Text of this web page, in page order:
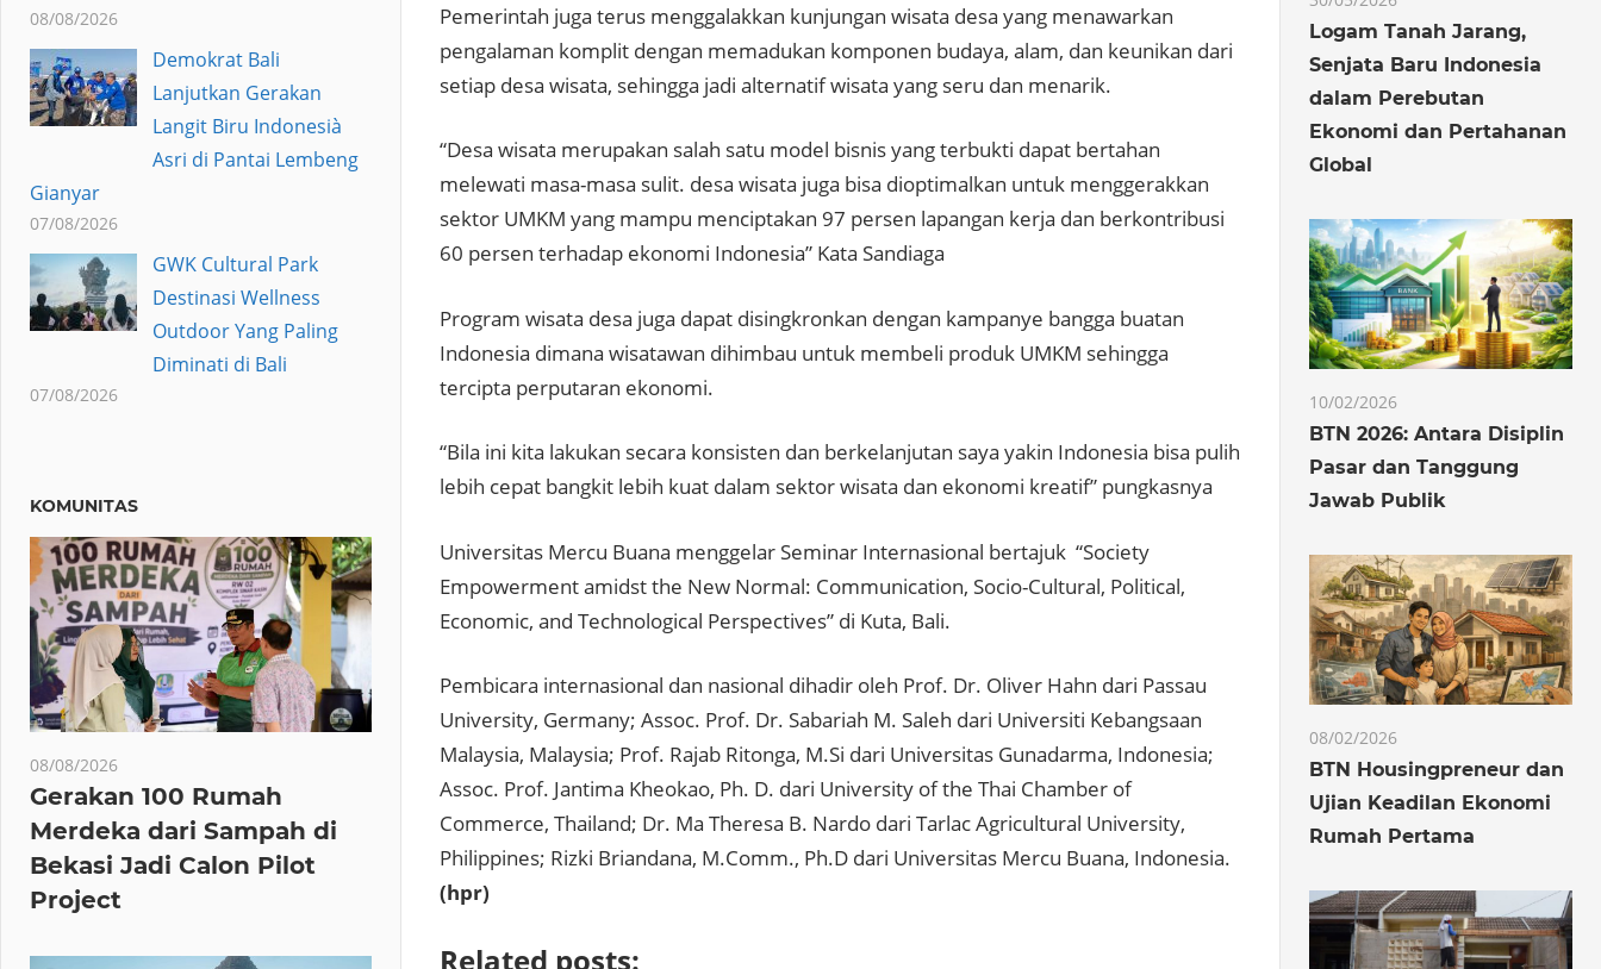
Pemerintah juga terus menggalakkan kunjungan wisata desa yang menawarkan
pengalaman komplit dengan memadukan komponen budaya, alam, dan keunikan dari
setiap desa wisata, sehingga jadi alternatif wisata yang seru dan menarik.
“Desa wisata merupakan salah satu model bisnis yang terbukti dapat bertahan
melewati masa-masa sulit. desa wisata juga bisa dioptimalkan untuk menggerakkan
sektor UMKM yang mampu menciptakan 97 persen lapangan kerja dan berkontribusi
60 persen terhadap ekonomi Indonesia” Kata Sandiaga
Program wisata desa juga dapat disingkronkan dengan kampanye bangga buatan
Indonesia dimana wisatawan dihimbau untuk membeli produk UMKM sehingga
tercipta perputaran ekonomi.
“Bila ini kita lakukan secara konsisten dan berkelanjutan saya yakin Indonesia bisa pulih
lebih cepat bangkit lebih kuat dalam sektor wisata dan ekonomi kreatif” pungkasnya
Universitas Mercu Buana menggelar Seminar Internasional bertajuk “Society
Empowerment amidst the New Normal: Communication, Socio-Cultural, Political,
Economic, and Technological Perspectives” di Kuta, Bali.
Pembicara internasional dan nasional dihadir oleh Prof. Dr. Oliver Hahn dari Passau
University, Germany; Assoc. Prof. Dr. Sabariah M. Saleh dari Universiti Kebangsaan
Malaysia, Malaysia; Prof. Rajab Ritonga, M.Si dari Universitas Gunadarma, Indonesia;
Assoc. Prof. Jantima Kheokao, Ph. D. dari University of the Thai Chamber of
Commerce, Thailand; Dr. Ma Theresa B. Nardo dari Tarlac Agricultural University,
Philippines; Rizki Briandana, M.Comm., Ph.D dari Universitas Mercu Buana, Indonesia.
(hpr)
Related posts:
08/08/2026
Demokrat Bali
Lanjutkan Gerakan
Langit Biru Indonesià
Asri di Pantai Lembeng
Gianyar
07/08/2026
GWK Cultural Park
Destinasi Wellness
Outdoor Yang Paling
Diminati di Bali
07/08/2026
KOMUNITAS
08/08/2026
Gerakan 100 Rumah
Merdeka dari Sampah di
Bekasi Jadi Calon Pilot
Project
Logam Tanah Jarang,
Senjata Baru Indonesia
dalam Perebutan
Ekonomi dan Pertahanan
Global
10/02/2026
BTN 2026: Antara Disiplin
Pasar dan Tanggung
Jawab Publik
08/02/2026
BTN Housingpreneur dan
Ujian Keadilan Ekonomi
Rumah Pertama